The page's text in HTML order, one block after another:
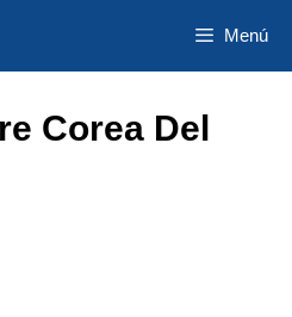
Menú
Corea Del